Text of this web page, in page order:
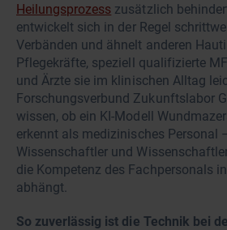
Heilungsprozess zusätzlich
entwickelt sich in der Regel
Verbänden und ähnelt anderen
Pflegekräfte, speziell qualifizierte
und Ärzte sie im klinischen Alltag
Forschungsverbund Zukunftslabor
wissen, ob ein KI-Modell
erkennt als medizinisches Personal
Wissenschaftler und
die Kompetenz des Fachpersonals
abhängt.
So zuverlässig ist die Technik bei